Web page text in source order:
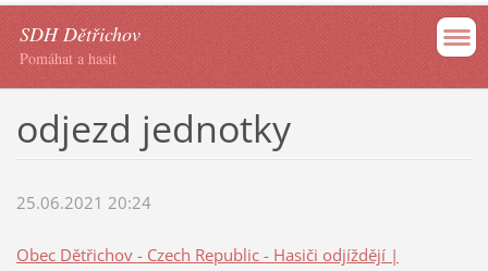
SDH Dětřichov
Pomáhat a hasit
odjezd jednotky
25.06.2021 20:24
Obec Dětřichov - Czech Republic - Hasiči odjíždějí |